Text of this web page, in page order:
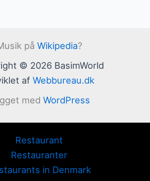
på Wikipedia?
© 2026 BasimWorld
af Webbureau.dk
med WordPress
Restaurant
Restauranter
in Denmark